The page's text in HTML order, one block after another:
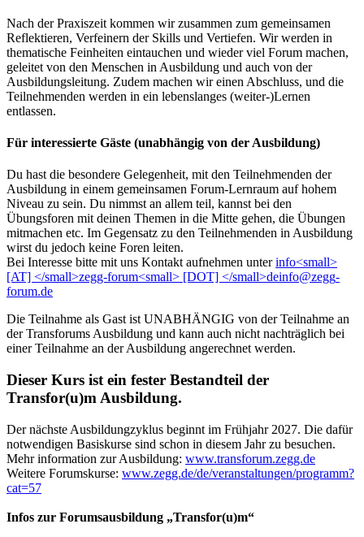
Nach der Praxiszeit kommen wir zusammen zum gemeinsamen
Reflektieren, Verfeinern der Skills und Vertiefen. Wir werden in
thematische Feinheiten eintauchen und wieder viel Forum machen,
geleitet von den Menschen in Ausbildung und auch von der
Ausbildungsleitung. Zudem machen wir einen Abschluss, und die
Teilnehmenden werden in ein lebenslanges (weiter-)Lernen
entlassen.
Für interessierte Gäste (unabhängig von der Ausbildung)
Du hast die besondere Gelegenheit, mit den Teilnehmenden der
Ausbildung in einem gemeinsamen Forum-Lernraum auf hohem
Niveau zu sein. Du nimmst an allem teil, kannst bei den
Übungsforen mit deinen Themen in die Mitte gehen, die Übungen
mitmachen etc. Im Gegensatz zu den Teilnehmenden in Ausbildung
wirst du jedoch keine Foren leiten.
Bei Interesse bitte mit uns Kontakt aufnehmen unter
Die Teilnahme als Gast ist UNABHÄNGIG von der Teilnahme an
der Transforums Ausbildung und kann auch nicht nachträglich bei
einer Teilnahme an der Ausbildung angerechnet werden.
Dieser Kurs ist ein fester Bestandteil der
Transfor(u)m Ausbildung.
Der nächste Ausbildungzyklus beginnt im Frühjahr 2027. Die dafür
notwendigen Basiskurse sind schon in diesem Jahr zu besuchen.
Mehr information zur Ausbildung: www.transforum.zegg.de
Weitere Forumskurse: www.zegg.de/de/veranstaltungen/programm?
cat=57
Infos zur Forumsausbildung „Transfor(u)m“